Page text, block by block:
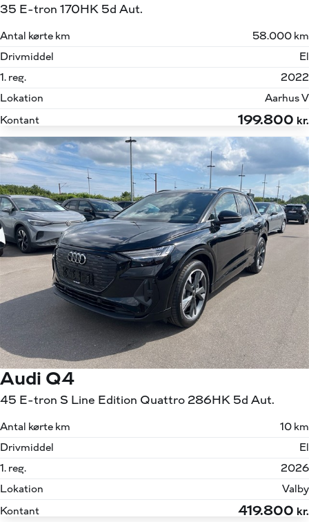
35 E-tron 170HK 5d Aut.
Antal kørte km
58.000 km
Drivmiddel
El
1. reg.
2022
Lokation
Aarhus V
Kontant
199.800 kr.
Audi Q4
45 E-tron S Line Edition Quattro 286HK 5d Aut.
Antal kørte km
10 km
Drivmiddel
El
1. reg.
2026
Lokation
Valby
Kontant
419.800 kr.